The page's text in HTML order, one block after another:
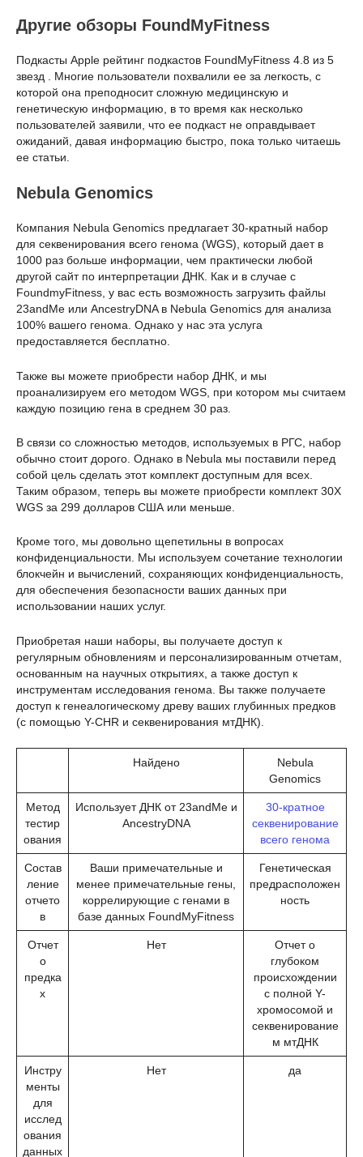
Другие обзоры FoundMyFitness
Подкасты Apple рейтинг подкастов FoundMyFitness 4.8 из 5
звезд . Многие пользователи похвалили ее за легкость, с
которой она преподносит сложную медицинскую и
генетическую информацию, в то время как несколько
пользователей заявили, что ее подкаст не оправдывает
ожиданий, давая информацию быстро, пока только читаешь
ее статьи.
Nebula Genomics
Компания Nebula Genomics предлагает 30-кратный набор
для секвенирования всего генома (WGS), который дает в
1000 раз больше информации, чем практически любой
другой сайт по интерпретации ДНК. Как и в случае с
FoundmyFitness, у вас есть возможность загрузить файлы
23andMe или AncestryDNA в Nebula Genomics для анализа
100% вашего генома. Однако у нас эта услуга
предоставляется бесплатно.
Также вы можете приобрести набор ДНК, и мы
проанализируем его методом WGS, при котором мы считаем
каждую позицию гена в среднем 30 раз.
В связи со сложностью методов, используемых в РГС, набор
обычно стоит дорого. Однако в Nebula мы поставили перед
собой цель сделать этот комплект доступным для всех.
Таким образом, теперь вы можете приобрести комплект 30X
WGS за 299 долларов США или меньше.
Кроме того, мы довольно щепетильны в вопросах
конфиденциальности. Мы используем сочетание технологии
блокчейн и вычислений, сохраняющих конфиденциальность,
для обеспечения безопасности ваших данных при
использовании наших услуг.
Приобретая наши наборы, вы получаете доступ к
регулярным обновлениям и персонализированным отчетам,
основанным на научных открытиях, а также доступ к
инструментам исследования генома. Вы также получаете
доступ к генеалогическому древу ваших глубинных предков
(с помощью Y-CHR и секвенирования мтДНК).
Найдено
Nebula
Genomics
Метод
тестир
ования
Использует ДНК от 23andMe и
AncestryDNA
30-кратное
секвенирование
всего генома
Состав
ление
отчето
в
Ваши примечательные и
менее примечательные гены,
коррелирующие с генами в
базе данных FoundMyFitness
Генетическая
предрасположен
ность
Отчет
о
предка
х
Нет
Отчет о
глубоком
происхождении
с полной Y-
хромосомой и
секвенирование
м мтДНК
Инстру
менты
для
исслед
ования
данных
Нет да